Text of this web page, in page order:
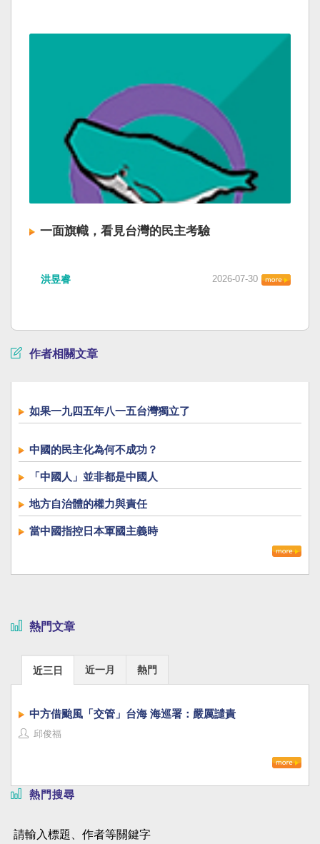
一面旗幟，看見台灣的民主考驗
洪昱睿 2026-07-30
作者相關文章
如果一九四五年八一五台灣獨立了
中國的民主化為何不成功？
「中國人」並非都是中國人
地方自治體的權力與責任
當中國指控日本軍國主義時
熱門文章
近三日 近一月 熱門
中方借颱風「交管」台海 海巡署：嚴厲譴責
邱俊福
熱門搜尋
請輸入標題、作者等關鍵字